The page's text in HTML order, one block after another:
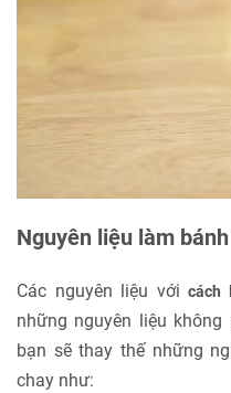
Nguyên liệu làm
Các nguyên liệu vớicách
những nguyên liệu
bạn sẽ thay thế những
chay như: